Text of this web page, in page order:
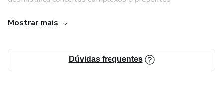
Mostrar mais
Dúvidas frequentes